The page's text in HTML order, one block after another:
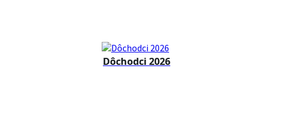
Dôchodci 2026